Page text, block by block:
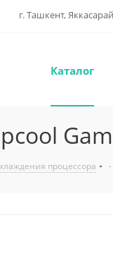
г. Ташкент,
Каталог
процессора -